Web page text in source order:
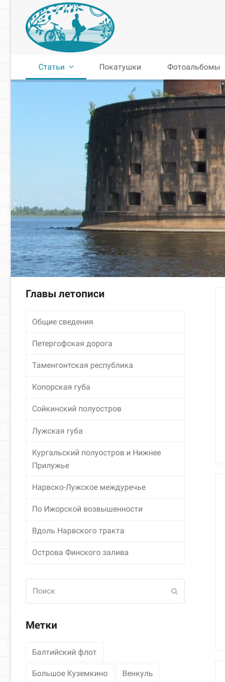
Статьи Покатушки Фотоальбомы
Главы летописи
Общие сведения
Петергофская дорога
Таменгонтская республика
Копорская губа
Сойкинский полуостров
Лужская губа
Кургальский полуостров и Нижнее
Прилужье
Нарвско-Лужское междуречье
По Ижорской возвышенности
Вдоль Нарвского тракта
Острова Финского залива
Метки
Балтийский флот
Большое Куземкино Венкуль